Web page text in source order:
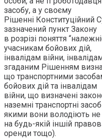
засобу, а у своєму
Рішенні Конституційний
зазначений пункт Закону
в розрізі поняття
учасникам бойових дій,
інвалідам війни,
згаданим Рішенням
що транспортними
бойових дій та інвалідам
війни, що визначені
наземні транспортні
якими вони володіють не
на будь-якій іншій
оренди тощо).